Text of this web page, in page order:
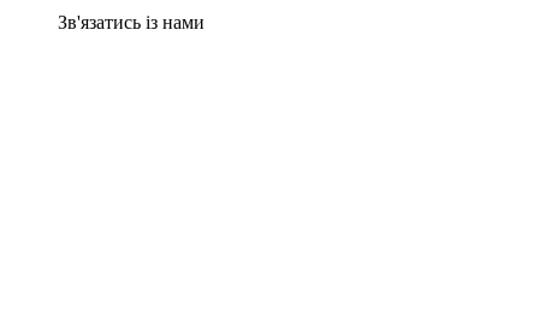
Зв'язатись із нами